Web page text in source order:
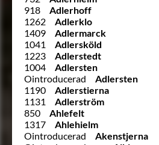
918
Adlerhoff
1262
Adlerklo
1409
Adlermarck
1041
Adlersköld
1223
Adlerstedt
1004
Adlersten
Ointroducerad
Adlersten
1190
Adlerstierna
1131
Adlerström
850
Ahlefelt
1317
Ahlehielm
Ointroducerad
Akenstjerna